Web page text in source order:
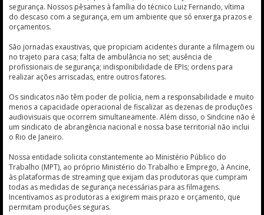
segurança. Nossos pêsames à família do técnico Luiz Fernando, vítima
do descaso com a segurança, em um ambiente que só enxerga prazos e
orçamentos.
São jornadas exaustivas, que propiciam acidentes durante a filmagem ou
no trajeto para casa; falta de ambulância no set; ausência de
profissionais de segurança; indisponibilidade de EPIs; ordens para
realizar ações arriscadas, entre outros fatores.
Os sindicatos não têm poder de polícia, nem a responsabilidade e muito
menos a capacidade operacional de fiscalizar as dezenas de produções
audiovisuais que ocorrem simultaneamente. Além disso, o Sindcine não é
um sindicato de abrangência nacional e nossa base territorial não inclui
o Rio de Janeiro.
Nossa entidade solicita constantemente ao Ministério Público do
Trabalho (MPT), ao próprio Ministério do Trabalho e Emprego, à Ancine,
às plataformas de streaming que exijam das produtoras que cumpram
todas as medidas de segurança necessárias para as filmagens.
Incentivamos as produtoras a exigirem mais prazo e orçamento, que
permitam produções seguras.